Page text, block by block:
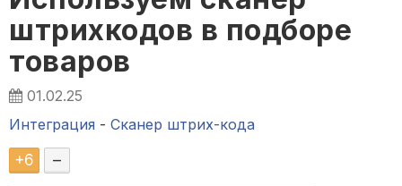
штрихкодов в подборе
товаров
01.02.25
Интеграция - Сканер штрих-кода
+6 –